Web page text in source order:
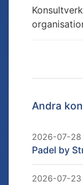
Andra
2026-07-28
Padel by
2026-07-23